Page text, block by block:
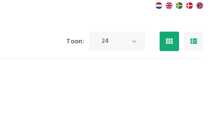
Toon: 24